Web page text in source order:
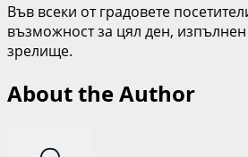
Във всеки от градовете
възможност за цял ден,
зрелище.
About the Author